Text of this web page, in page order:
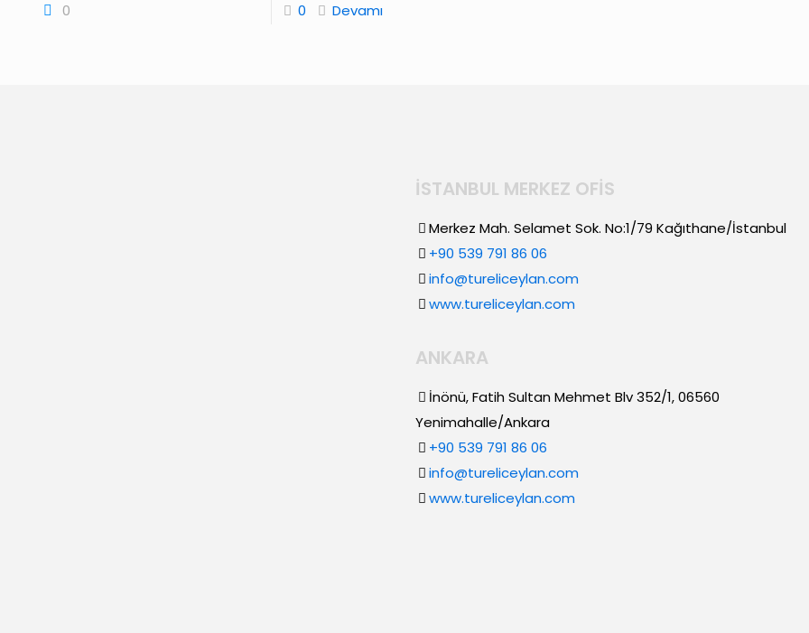
0 0 Devamı
İSTANBUL MERKEZ OFİS
Merkez Mah. Selamet Sok. No:1/79 Kağıthane/İstanbul
+90 539 791 86 06
info@tureliceylan.com
www.tureliceylan.com
ANKARA
İnönü, Fatih Sultan Mehmet Blv 352/1, 06560
Yenimahalle/Ankara
+90 539 791 86 06
info@tureliceylan.com
www.tureliceylan.com